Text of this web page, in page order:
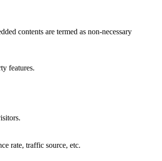
contents are termed as non-necessary
features.
rate, traffic source, etc.